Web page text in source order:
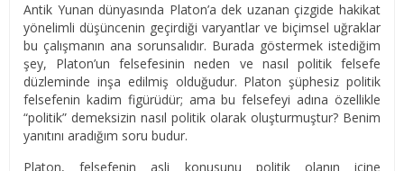
Antik Yunan dünyasında Platon’a dek uzanan çizgide hakikat
yönelimli düşüncenin geçirdiği varyantlar ve biçimsel uğraklar
bu çalışmanın ana sorunsalıdır. Burada göstermek istediğim
şey, Platon’un felsefesinin neden ve nasıl politik felsefe
düzleminde inşa edilmiş olduğudur. Platon şüphesiz politik
felsefenin kadim figürüdür; ama bu felsefeyi adına özellikle
“politik” demeksizin nasıl politik olarak oluşturmuştur? Benim
yanıtını aradığım soru budur.
Platon, felsefenin asli konusunu politik olanın içine